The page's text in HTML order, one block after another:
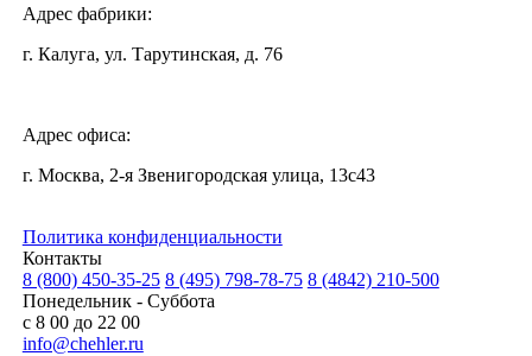
Адрес фабрики:
г. Калуга, ул. Тарутинская, д. 76
Адрес офиса:
г. Москва, 2-я Звенигородская улица, 13с43
Политика конфиденциальности
Контакты
8 (800) 450-35-25 8 (495) 798-78-75 8 (4842) 210-500
Понедельник - Суббота
с 8 00 до 22 00
info@chehler.ru